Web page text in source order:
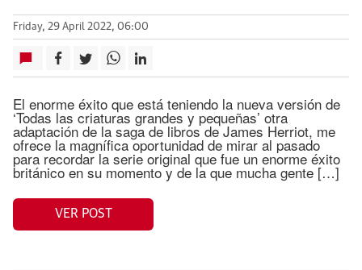
Friday, 29 April 2022, 06:00
El enorme éxito que está teniendo la nueva versión de
‘Todas las criaturas grandes y pequeñas’ otra
adaptación de la saga de libros de James Herriot, me
ofrece la magnífica oportunidad de mirar al pasado
para recordar la serie original que fue un enorme éxito
británico en su momento y de la que mucha gente […]
VER POST